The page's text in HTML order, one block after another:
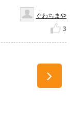
ぐわちまや
3